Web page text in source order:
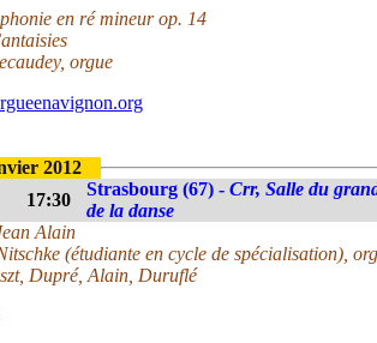
en ré mineur op. 14
orgue
2012
17:30
Strasbourg (67) - Crr, Salle du
de la danse
Alain
(étudiante en cycle de spécialisation),
Dupré, Alain, Duruflé